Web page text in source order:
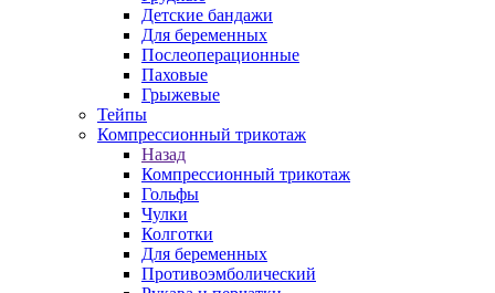
Детские бандажи
Для беременных
Послеоперационные
Паховые
Грыжевые
Тейпы
Компрессионный трикотаж
Назад
Компрессионный трикотаж
Гольфы
Чулки
Колготки
Для беременных
Противоэмболический